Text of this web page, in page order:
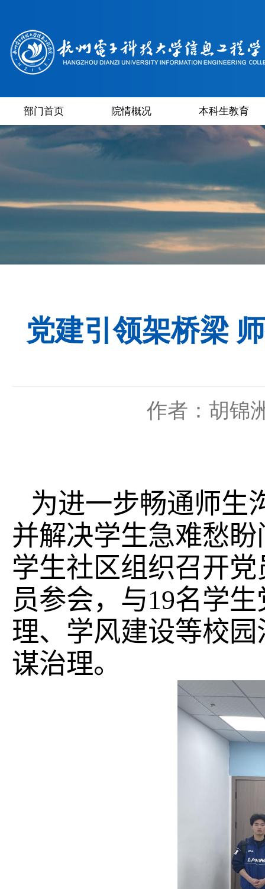
部门首页 院情概况 本科生教育
党建引领架桥梁
作者：胡锦
为进一步畅通师生
并解决学生急难愁盼
学生社区组织召开
员参会，与19名学
理、学风建设等校
谋治理。